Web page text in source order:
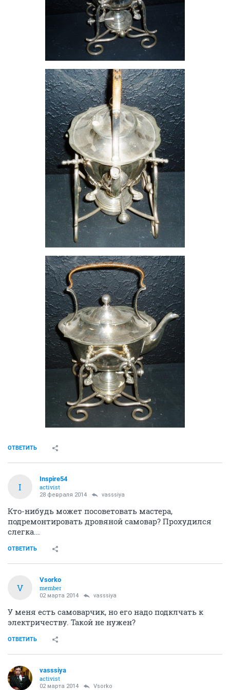
ОТВЕТИТЬ
I
Inspire54
activist
28 февраля 2014 vasssiya
Кто-нибудь может посоветовать мастера,
подремонтировать дровяной самовар? Прохудился
слегка...
ОТВЕТИТЬ
V
Vsorko
member
02 марта 2014 vasssiya
У меня есть самоварчик, но его надо подклчать к
электричеству. Такой не нужен?
ОТВЕТИТЬ
vasssiya
activist
02 марта 2014 Vsorko